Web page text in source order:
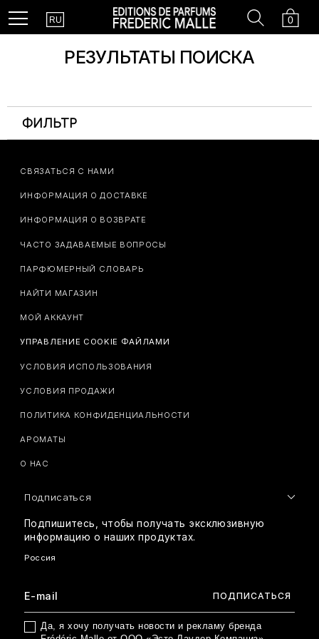
Menu Country
RU Cart
0
Search
РЕЗУЛЬТАТЫ ПОИСКА
ФИЛЬТР
СВЯЗАТЬСЯ С НАМИ
ИНФОРМАЦИЯ О ДОСТАВКЕ
ИНФОРМАЦИЯ О ВОЗВРАТЕ
ЧАСТО ЗАДАВАЕМЫЕ ВОПРОСЫ
ПАРФЮМЕРНЫЙ СЛОВАРЬ
НАЙТИ МАГАЗИН
МОЙ АККАУНТ
УПРАВЛЕНИЕ COOKIE ФАЙЛАМИ
УСЛОВИЯ ИСПОЛЬЗОВАНИЯ
УСЛОВИЯ ПРОДАЖИ
ПОЛИТИКА КОНФИДЕНЦИАЛЬНОСТИ
АРОМАТЫ
О НАС
Подписаться
Подпишитесь, чтобы получать эксклюзивную
информацию о наших продуктах.
Да, я хочу получать новости и рекламу бренда